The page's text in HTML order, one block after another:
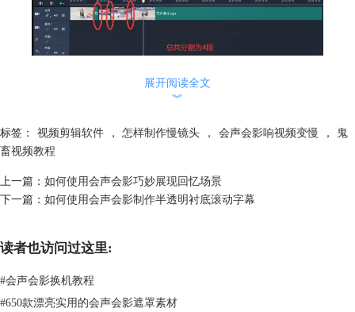
图二：分割为4段
到右侧文件夹上，以便于在添加副本时使用。为了提高效率，我们在这里
通过将视频片段保存在素材库中的方法存放副本。
展开阅读全文
︾
标签： 视频剪辑软件 ， 怎样制作慢镜头 ， 会声会影响视频变慢 ，
鬼
畜视频教程
上一篇： 如何使用会声会影巧妙展现回忆场景
下一篇： 如何使用会声会影制作半透明衬底滚动字幕
读者也访问过这里:
#会声会影换机教程
#650款漂亮实用的会声会影遮罩素材